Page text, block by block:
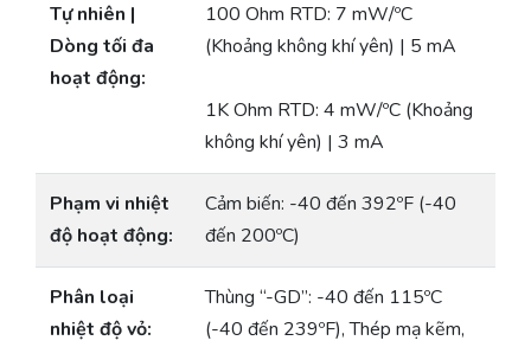
Tự nhiên |
Dòng tối đa
hoạt động:
100 Ohm RTD: 7 mW/ºC
(Khoảng không khí yên) | 5 mA
1K Ohm RTD: 4 mW/ºC (Khoảng
không khí yên) | 3 mA
Phạm vi nhiệt
độ hoạt động:
Cảm biến: -40 đến 392ºF (-40
đến 200ºC)
Phân loại
nhiệt độ vỏ:
Thùng “-GD”: -40 đến 115ºC
(-40 đến 239ºF), Thép mạ kẽm,